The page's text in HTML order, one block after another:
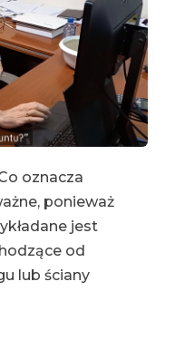
oznacza
ponieważ
jest
od
lub ściany